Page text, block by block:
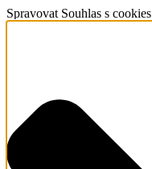
Spravovat Souhlas s cookies